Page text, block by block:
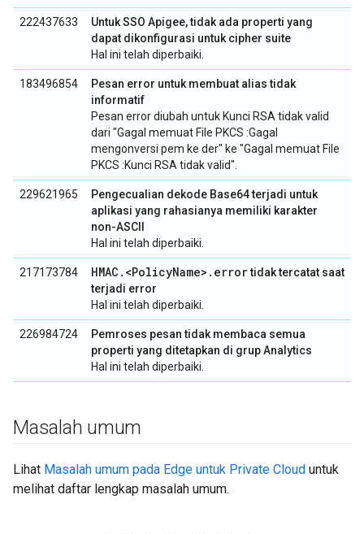
222437633
Untuk SSO Apigee, tidak ada properti yang
dapat dikonfigurasi untuk cipher suite
Hal ini telah diperbaiki.
183496854
Pesan error untuk membuat alias tidak
informatif
Pesan error diubah untuk Kunci RSA tidak valid
dari "Gagal memuat File PKCS :Gagal
mengonversi pem ke der" ke "Gagal memuat File
PKCS :Kunci RSA tidak valid".
229621965
Pengecualian dekode Base64 terjadi untuk
aplikasi yang rahasianya memiliki karakter
non-ASCII
Hal ini telah diperbaiki.
217173784 HMAC.<PolicyName>.errortidak tercatat saat
terjadi error
Hal ini telah diperbaiki.
226984724
Pemroses pesan tidak membaca semua
properti yang ditetapkan di grup Analytics
Hal ini telah diperbaiki.
Masalah umum
Lihat Masalah umum pada Edge untuk Private Cloud untuk
melihat daftar lengkap masalah umum.